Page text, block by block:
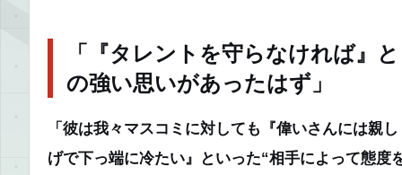
「『タレントを守らなければ』と
の強い思いがあったはず」
「彼は我々マスコミに対しても『偉いさんには親し
げで下っ端に冷たい』といった“相手によって態度